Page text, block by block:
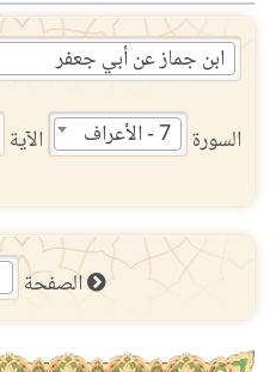
ابن جماز عن أبي جعفر
السورة 7 - الأعراف الآية
الصفحة